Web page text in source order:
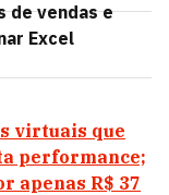
de vendas e
Excel
virtuais que
performance;
apenas R$ 37